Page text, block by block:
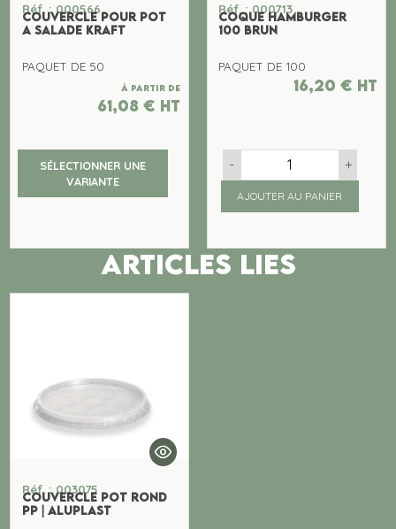
Réf. : 000566
COUVERCLE POUR POT
A SALADE KRAFT
PAQUET DE 50
À partir de
61,08 € ht
SÉLECTIONNER UNE
VARIANTE
Réf. : 000713
COQUE HAMBURGER
100 BRUN
PAQUET DE 100
16,20 € ht
- +
AJOUTER AU PANIER
ARTICLES LIES
Réf. : 003075
COUVERCLE POT ROND
PP | ALUPLAST